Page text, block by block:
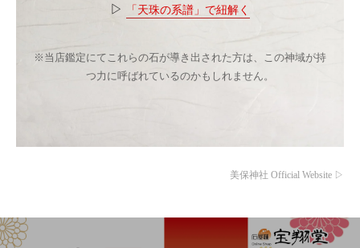
▷ 「天珠の系譜」で紐解く
※当店鑑定にてこれらの石が導き出された方は、この神域が持
つ力に呼ばれているのかもしれません。
美保神社 Official Website ▷